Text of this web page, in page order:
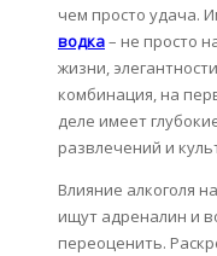
чем просто удача.
водка– не просто
жизни,
комбинация, на
деле имеет
развлечений и
Влияние алкоголя
ищут адреналин и
переоценить.